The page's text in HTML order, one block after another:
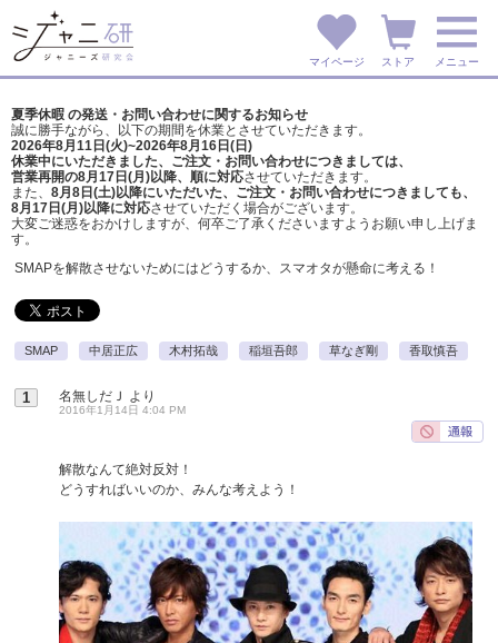
マイページ ストア メニュー
夏季休暇 の発送・お問い合わせに関するお知らせ
誠に勝手ながら、以下の期間を休業とさせていただきます。
2026年8月11日(火)~2026年8月16日(日)
休業中にいただきました、ご注文・お問い合わせにつきましては、
営業再開の8月17日(月)以降、順に対応させていただきます。
また、 8月8日(土)以降にいただいた、ご注文・ お問い合わせにつきましても、
8月17日(月)以降に対応させていただく場合がございます。
大変ご迷惑をおかけしますが、 何卒ご了承くださいますようお願い申し上げま
す。
SMAPを解散させないためにはどうするか、スマオタが懸命に考える！
SMAP 中居正広 木村拓哉 稲垣吾郎 草なぎ剛 香取慎吾
1 名無しだＪ より
2016年1月14日 4:04 PM
解散なんて絶対反対！
どうすればいいのか、みんな考えよう！